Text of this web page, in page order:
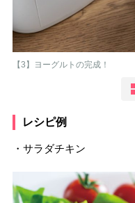
【3】ヨーグルトの完成！
レシピ例
・サラダチキン